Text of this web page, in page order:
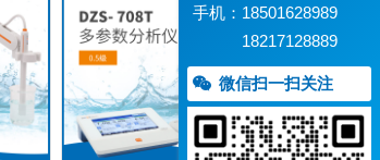
手机：18501628989
18217128889
微信扫一扫关注